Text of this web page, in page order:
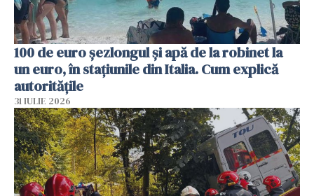
100 de euro șezlongul și apă de la robinet la
un euro, în stațiunile din Italia. Cum explică
autoritățile
31 IULIE 2026